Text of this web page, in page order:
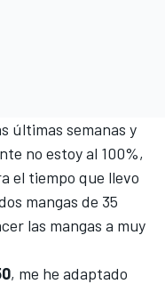
últimas semanas y
no estoy al 100%,
el tiempo que llevo
mangas de 35
las mangas a muy
, me he adaptado